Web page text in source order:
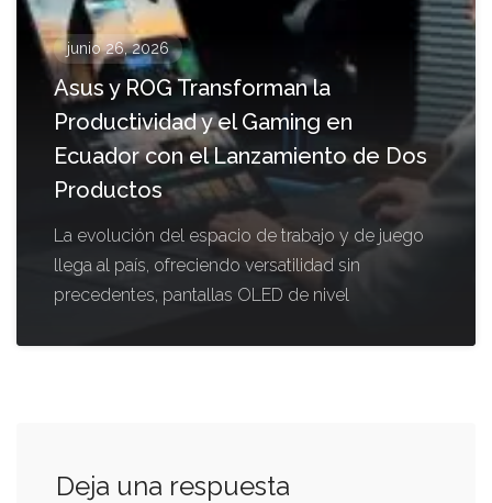
junio 26, 2026
Asus y ROG Transforman la
Productividad y el Gaming en
Ecuador con el Lanzamiento de Dos
Productos
La evolución del espacio de trabajo y de juego
llega al país, ofreciendo versatilidad sin
precedentes, pantallas OLED de nivel
Deja una respuesta